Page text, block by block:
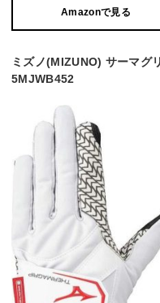
Amazonで見る
ミズノ(MIZUNO) サーマグ
5MJWB452